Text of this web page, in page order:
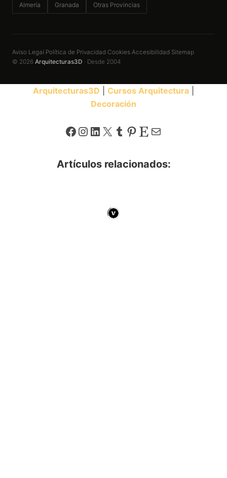
Almería Granada Otras Provincias
Aviso Legal·Política de Privacidad·Cookies·Accesibilidad·Sitemap
© 2026 Arquitecturas3D · Desde 2004
Arquitecturas3D Cursos Arquitectura
Decoración
Facebook
Instagram
LinkedIn
X Tumblr
Pinterest
EtsyCorreo electrónico
Artículos relacionados: